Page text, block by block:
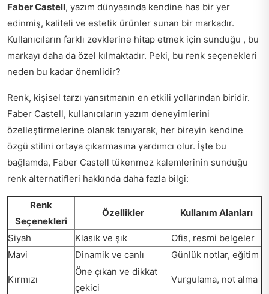
Faber Castell, yazım dünyasında kendine has bir yer
edinmiş, kaliteli ve estetik ürünler sunan bir markadır.
Kullanıcıların farklı zevklerine hitap etmek için sunduğu , bu
markayı daha da özel kılmaktadır. Peki, bu renk seçenekleri
neden bu kadar önemlidir?
Renk, kişisel tarzı yansıtmanın en etkili yollarından biridir.
Faber Castell, kullanıcıların yazım deneyimlerini
özelleştirmelerine olanak tanıyarak, her bireyin kendine
özgü stilini ortaya çıkarmasına yardımcı olur. İşte bu
bağlamda, Faber Castell tükenmez kalemlerinin sunduğu
renk alternatifleri hakkında daha fazla bilgi:
Renk
Seçenekleri
Özellikler Kullanım Alanları
Siyah Klasik ve şık
Ofis, resmi belgeler
Mavi
Dinamik ve canlı Günlük notlar, eğitim
Kırmızı
Öne çıkan ve dikkat
çekici
Vurgulama, not alma